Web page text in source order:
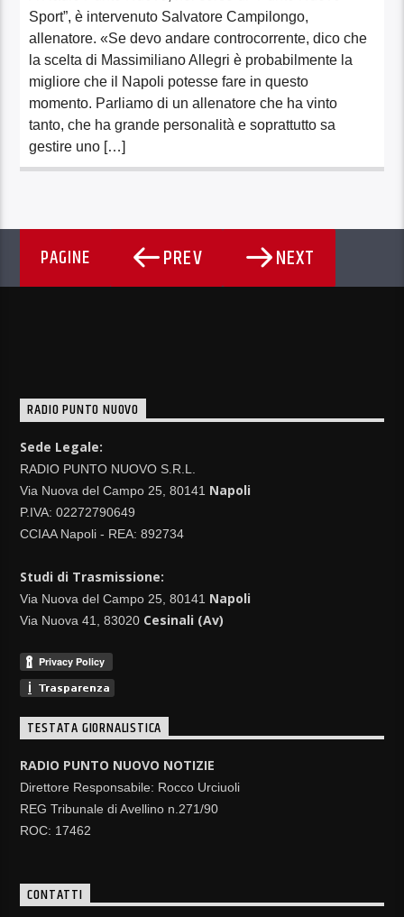
Sport”, è intervenuto Salvatore Campilongo,
allenatore. «Se devo andare controcorrente, dico che
la scelta di Massimiliano Allegri è probabilmente la
migliore che il Napoli potesse fare in questo
momento. Parliamo di un allenatore che ha vinto
tanto, che ha grande personalità e soprattutto sa
gestire uno […]
PAGINE PREV NEXT
RADIO PUNTO NUOVO
Sede Legale:
RADIO PUNTO NUOVO S.R.L.
Via Nuova del Campo 25, 80141 Napoli
P.IVA: 02272790649
CCIAA Napoli - REA: 892734
Studi di Trasmissione:
Via Nuova del Campo 25, 80141 Napoli
Via Nuova 41, 83020 Cesinali (Av)
TESTATA GIORNALISTICA
RADIO PUNTO NUOVO NOTIZIE
Direttore Responsabile: Rocco Urciuoli
REG Tribunale di Avellino n.271/90
ROC: 17462
CONTATTI